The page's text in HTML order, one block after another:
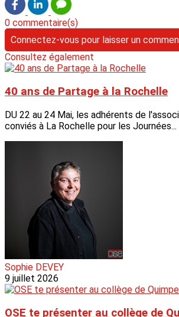
0 commentaire(s)
Connectez-vous pour laisser un
Consultez également
40 ans de Partage à la Rochelle
DU 22 au 24 Mai, les adhérents de
conviés à La Rochelle pour les Journées...
Sophie DEVEY
9 juillet 2026
OSE te présenter au collège de